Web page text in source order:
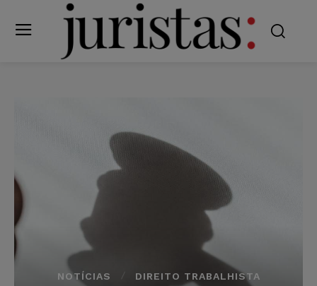
NOTÍCIAS DIREITO TRABALHISTA